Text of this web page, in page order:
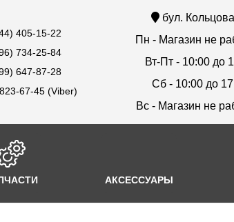
405-15-22
734-25-84
647-87-28
67-45 (Viber)
бул.
Пн - Магазин не
Вт-Пт - 10:00 до
Сб - 10:00 до
Вс - Магазин не
АКСЕССУАРЫ